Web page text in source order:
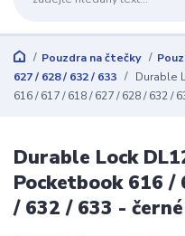
Pouzdra na čtečky
627 / 628 / 632 / 633
Durable
616 / 617 / 618 / 627 / 628 / 632 /
Durable Lock
Pocketbook 616 /
/ 632 / 633 - černé